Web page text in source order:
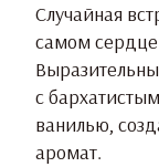
Случайная
самом сердце
с
ванилью,
аромат.